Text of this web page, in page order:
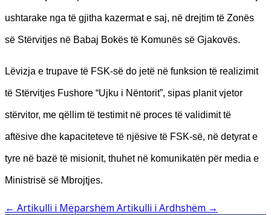
ushtarake nga të gjitha kazermat e saj, në drejtim të Zonës
së Stërvitjes në Babaj Bokës të Komunës së Gjakovës.
Lëvizja e trupave të FSK-së do jetë në funksion të realizimit
të Stërvitjes Fushore “Ujku i Nëntorit”, sipas planit vjetor
stërvitor, me qëllim të testimit në proces të validimit të
aftësive dhe kapaciteteve të njësive të FSK-së, në detyrat e
tyre në bazë të misionit, thuhet në komunikatën për media e
Ministrisë së Mbrojtjes.
← Artikulli i Mëparshëm Artikulli i Ardhshëm →